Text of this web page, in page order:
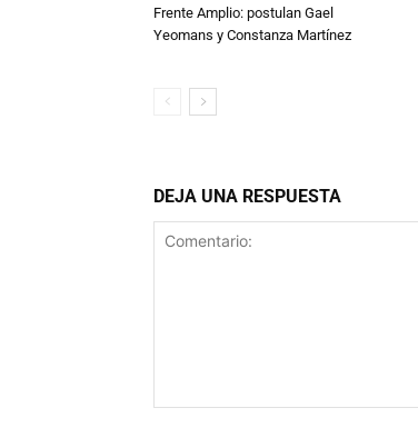
Frente Amplio: postulan Gael
Yeomans y Constanza Martínez
DEJA UNA RESPUESTA